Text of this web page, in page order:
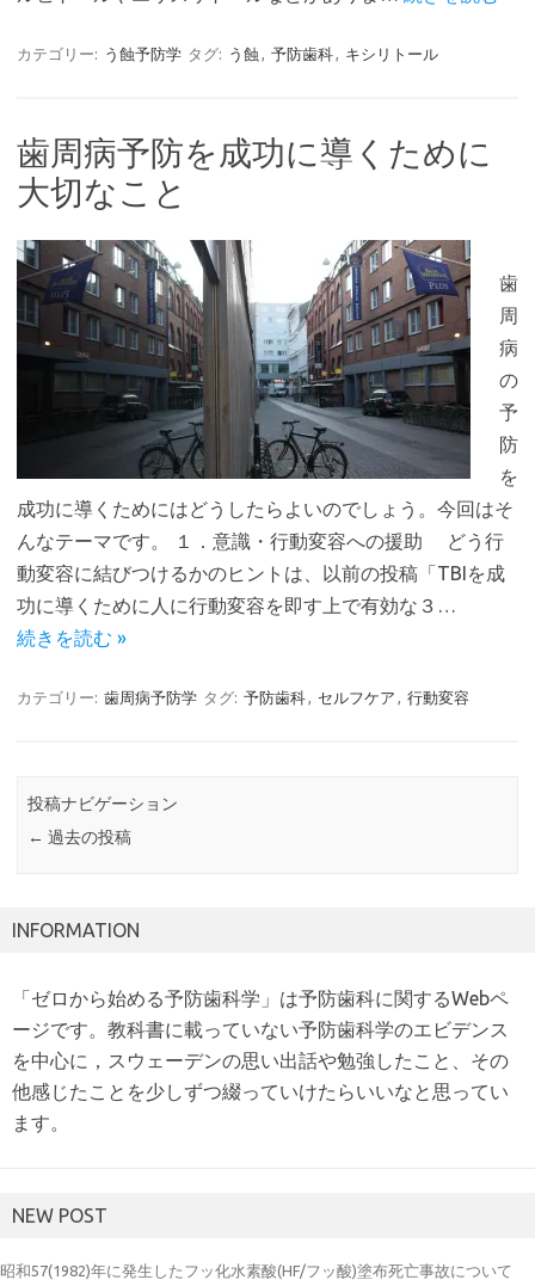
カテゴリー: う蝕予防学 タグ: う蝕 , 予防歯科, キシリトール
歯周病予防を成功に導くために
大切なこと
歯
周
病
の
予
防
を
成功に導くためにはどうしたらよいのでしょう。今回はそ
んなテーマです。 １．意識・行動変容への援助 どう行
動変容に結びつけるかのヒントは、以前の投稿「TBIを成
功に導くために人に行動変容を即す上で有効な３…
続きを読む »
カテゴリー: 歯周病予防学 タグ: 予防歯科, セルフケア , 行動変容
投稿ナビゲーション
← 過去の投稿
INFORMATION
「ゼロから始める予防歯科学」は予防歯科に関するWebペ
ージです。教科書に載っていない予防歯科学のエビデンス
を中心に，スウェーデンの思い出話や勉強したこと、その
他感じたことを少しずつ綴っていけたらいいなと思ってい
ます。
NEW POST
昭和57(1982)年に発生したフッ化水素酸(HF/フッ酸)塗布死亡事故について